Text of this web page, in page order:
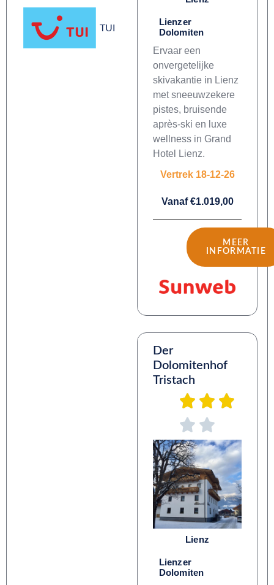
TUI
Lienzer
Dolomiten
Ervaar een
onvergetelijke
skivakantie in Lienz
met sneeuwzekere
pistes, bruisende
après-ski en luxe
wellness in Grand
Hotel Lienz.
Vertrek 18-12-26
Vanaf €1.019,00
MEER
INFORMATIE
Der
Dolomitenhof
Tristach
Lienz
Lienzer
Dolomiten